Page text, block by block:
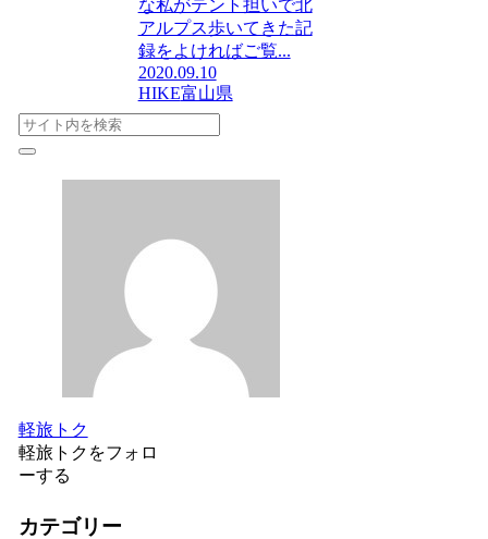
な私がテント担いで北
アルプス歩いてきた記
録をよければご覧...
2020.09.10
HIKE富山県
軽旅トク
軽旅トクをフォロ
ーする
カテゴリー